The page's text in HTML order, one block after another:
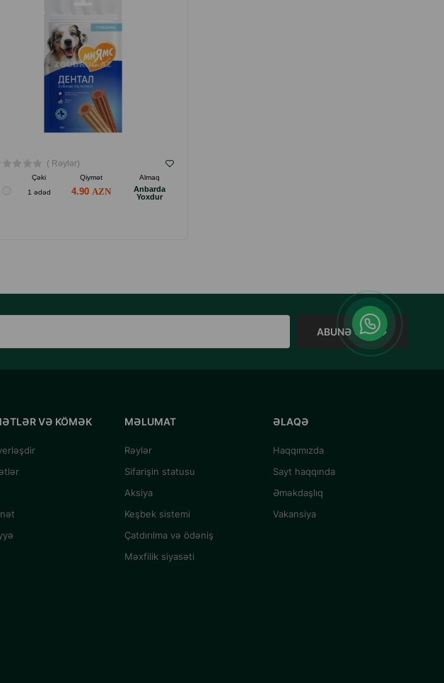
( Rəylər)
Çəki Qiymət
Almaq
1 ədəd
4.90
Anbarda
Yoxdur
ABUNƏ OL
VƏ KÖMƏK MƏLUMAT
Rəylər
Sifarişin statusu
Aksiya
Keşbek sistemi
Çatdırılma və ödəniş
Məxfilik siyasəti
ƏLAQƏ
Haqqımızda
Sayt haqqında
Əməkdaşlıq
Vakansiya